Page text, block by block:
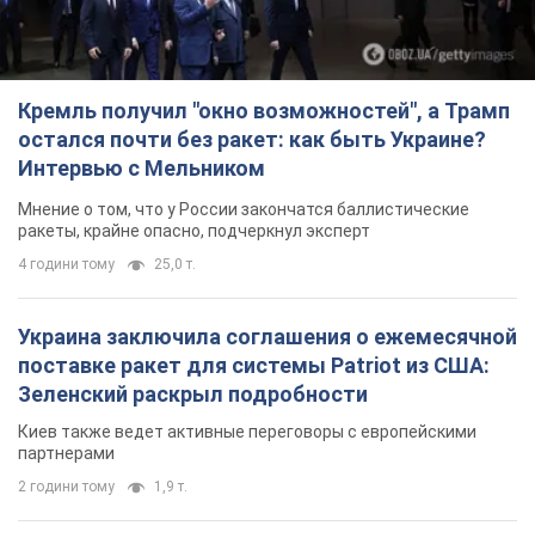
Кремль получил "окно возможностей", а Трамп
остался почти без ракет: как быть Украине?
Интервью с Мельником
Мнение о том, что у России закончатся баллистические
ракеты, крайне опасно, подчеркнул эксперт
4 години тому 25,0 т.
Украина заключила соглашения о ежемесячной
поставке ракет для системы Patriot из США:
Зеленский раскрыл подробности
Киев также ведет активные переговоры с европейскими
партнерами
2 години тому 1,9 т.